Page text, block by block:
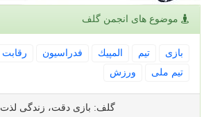
موضوع های انجمن گلف
بازی تیم المپیك فدراسیون رقابت
تیم ملی
ورزش
گلف: بازی دقت، زندگی لذت